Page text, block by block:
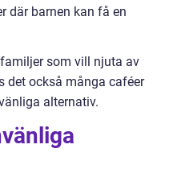
där barnen kan få en
som vill njuta av
det också många caféer
alternativ.